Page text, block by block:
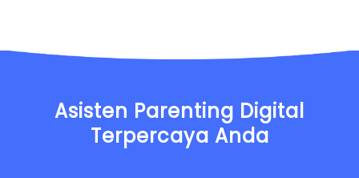
Asisten Parenting Digital
Terpercaya Anda